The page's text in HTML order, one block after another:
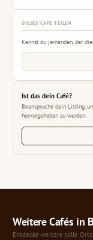
DIESES CAFÉ TEILEN
Kennst du jemanden, der
Ist das dein Café?
Beanspruche dein Listing,
hervorgehoben zu werden.
Weitere Cafés in
Entdecke weitere tolle